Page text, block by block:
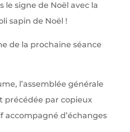
le signe de Noël avec la
sapin de Noël !
de la prochaine séance
l’assemblée générale
précédée par copieux
d’échanges